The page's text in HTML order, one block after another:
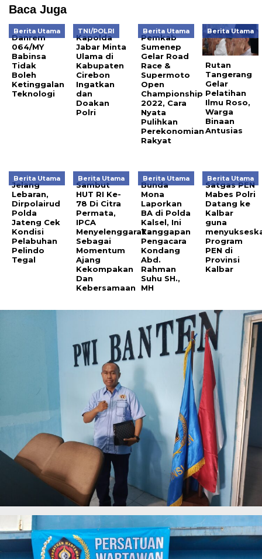
Baca Juga
Berita Utama
Danrem
064/MY
Babinsa
Tidak
Boleh
Ketinggalan
Teknologi
TNI/POLRI
Kapolda
Jabar Minta
Ulama di
Kabupaten
Cirebon
Ingatkan
dan
Doakan
Polri
Berita Utama
Pemkab
Sumenep
Gelar Road
Race &
Supermoto
Open
Championship
2022, Cara
Nyata
Pulihkan
Perekonomian
Rakyat
Berita Utama
Rutan
Tangerang
Gelar
Pelatihan
Ilmu Roso,
Warga
Binaan
Antusias
Berita Utama
Jelang
Lebaran,
Dirpolairud
Polda
Jateng Cek
Kondisi
Pelabuhan
Pelindo
Tegal
Berita Utama
Sambut
HUT RI Ke-
78 Di Citra
Permata,
IPCA
Menyelenggarakan
Sebagai
Momentum
Ajang
Kekompakan
Dan
Kebersamaan
Berita Utama
Bunda
Mona
Laporkan
BA di Polda
Kalsel, Ini
Tanggapan
Pengacara
Kondang
Abd.
Rahman
Suhu SH.,
MH
Berita Utama
Satgas PEN
Mabes Polri
Datang ke
Kalbar
guna
Program
PEN di
Provinsi
Kalbar